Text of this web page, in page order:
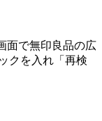
面で無印良品の広
クを入れ「再検